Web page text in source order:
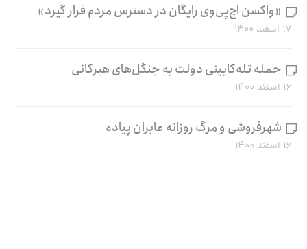
«واکسن اچ‌پی‌وی رایگان در دسترس مردم قرار گیرد»
۱۷ اسفند ۱۴۰۰
حمله تله‌کابینی دولت به جنگل‌های هیرکانی
۱۶ اسفند ۱۴۰۰
شهرفروشی و مرگ روزانه عابران پیاده
۱۶ اسفند ۱۴۰۰